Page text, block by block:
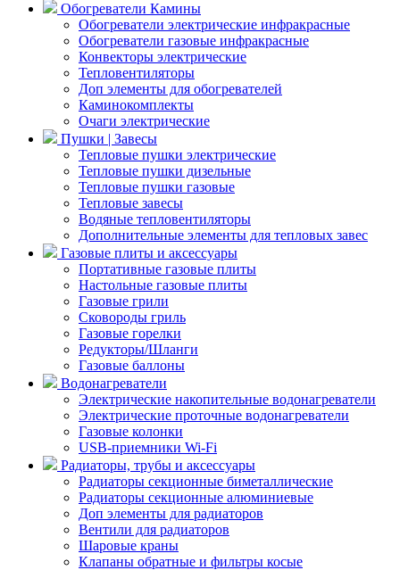
Обогреватели Камины
Обогреватели электрические инфракрасные
Обогреватели газовые инфракрасные
Конвекторы электрические
Тепловентиляторы
Доп элементы для обогревателей
Каминокомплекты
Очаги электрические
Пушки | Завесы
Тепловые пушки электрические
Тепловые пушки дизельные
Тепловые пушки газовые
Тепловые завесы
Водяные тепловентиляторы
Дополнительные элементы для тепловых завес
Газовые плиты и аксессуары
Портативные газовые плиты
Настольные газовые плиты
Газовые грили
Сковороды гриль
Газовые горелки
Редукторы/Шланги
Газовые баллоны
Водонагреватели
Электрические накопительные водонагреватели
Электрические проточные водонагреватели
Газовые колонки
USB-приемники Wi-Fi
Радиаторы, трубы и аксессуары
Радиаторы секционные биметаллические
Радиаторы секционные алюминиевые
Доп элементы для радиаторов
Вентили для радиаторов
Шаровые краны
Клапаны обратные и фильтры косые